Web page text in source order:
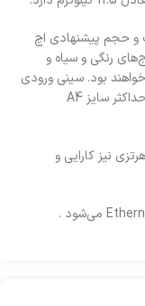
30000 صفحه است و حجم پیشنهادی اچ
رنگی و سیاه و
صفحه جوابگو خواهند بود. سینی ورودی
آن تا 150 برگ و سینی خروجی آن 100 برگ را با حداکثر سایز A4
128 مگابایتی و پردازنده 800 مگاهرتزی نیز کارایی و